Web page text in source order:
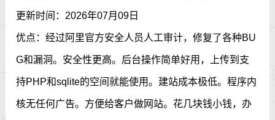
更新时间：2026年07月09日
优点：经过阿里官方安全人员人工审计，修复了各种BU
G和漏洞。安全性更高。后台操作简单好用，上传到支
持PHP和sqlite的空间就能使用。建站成本极低。程序内
核无任何广告。方便给客户做网站。花几块钱小钱，办